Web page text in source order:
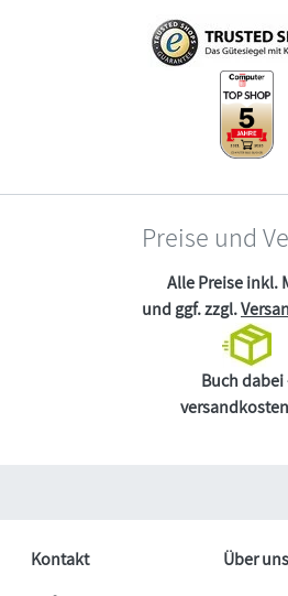
Preise und
Alle Preise inkl.
und ggf. zzgl.
Buch dabei
Kontakt
Über uns